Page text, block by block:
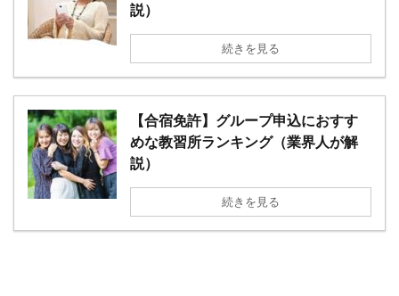
説）
続きを見る
【合宿免許】グループ申込におすす
めな教習所ランキング（業界人が解
説）
続きを見る